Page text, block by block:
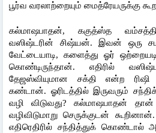
பூர்வ வரலாற்றையும் மைத்ரேயருக்கு
கல்மாஷபாதன், ககுத்ஸ்த
வஸிஷ்டரின் சிஷ்யன். இவன் ஒரு
வேட்டையாடி, களைத்து ஓர்
கொண்டிருந்தான். எதிரில்
தேஜஸ்வியுமான சக்தி என்ற
கண்டான். ஓரிடத்தில் இருவரும்
வழி விடுவது? கல்மாஷபாதன்
வழிவிடுமாறு செருக்குடன்
எதிரெதிரில் சந்தித்துக் கொண்டால்